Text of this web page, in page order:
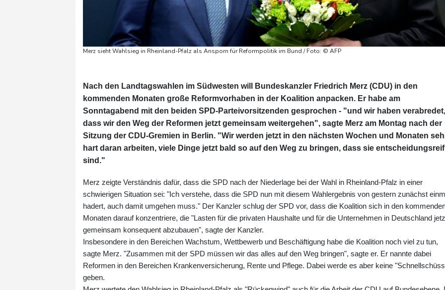
Merz sieht Wahlsieg in Rheinland-Pfalz als Ansporn für Reformpolitik im Bund / Foto: © AFP
Nach den Landtagswahlen im Südwesten will Bundeskanzler Friedrich Merz (CDU) in den
kommenden Monaten große Reformvorhaben in der Koalition anpacken. Er habe am
Sonntagabend mit den beiden SPD-Parteivorsitzenden gesprochen - "und wir haben verabredet,
dass wir den Weg der Reformen jetzt gemeinsam weitergehen", sagte Merz am Montag nach der
Sitzung der CDU-Gremien in Berlin. "Wir werden jetzt in den nächsten Wochen und Monaten
hart daran arbeiten, viele Dinge jetzt bald so auf den Weg zu bringen, dass sie entscheidungsreif
sind."
Merz zeigte Verständnis dafür, dass die SPD nach der Niederlage bei der Wahl in Rheinland-Pfalz in einer
schwierigen Situation sei: "Ich verstehe, dass die SPD nun mit diesem Wahlergebnis von gestern zunächst
hadert, auch damit umgehen muss." Der Kanzler schlug der SPD vor, dass die Koalition sich in den
Monaten darauf konzentriere, die "Lasten für die privaten Haushalte und für die Unternehmen in Deutschland
gemeinsam konsequent abzubauen", sagte der Kanzler.
Insbesondere in den Bereichen Wachstum, Wettbewerb und Beschäftigung habe die Koalition noch viel zu tun,
sagte Merz. "Zusammen mit der SPD müssen wir das alles auf den Weg bringen", sagte er. Er nannte dabei
Reformen in den Bereichen Krankenversicherung, Rente und Pflege. Dabei werde es aber keine
geben.